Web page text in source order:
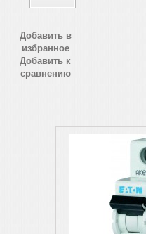
Добавить в
избранное
Добавить к
сравнению